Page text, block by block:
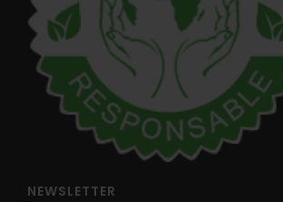
NEWSLETTER